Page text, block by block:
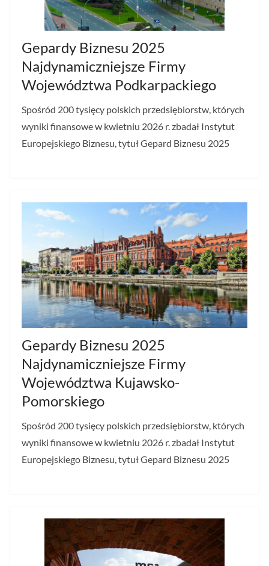
Gepardy Biznesu 2025
Najdynamiczniejsze Firmy
Województwa Podkarpackiego
Spośród 200 tysięcy polskich przedsiębiorstw, których
wyniki finansowe w kwietniu 2026 r. zbadał Instytut
Europejskiego Biznesu, tytuł Gepard Biznesu 2025
Gepardy Biznesu 2025
Najdynamiczniejsze Firmy
Województwa Kujawsko-
Pomorskiego
Spośród 200 tysięcy polskich przedsiębiorstw, których
wyniki finansowe w kwietniu 2026 r. zbadał Instytut
Europejskiego Biznesu, tytuł Gepard Biznesu 2025